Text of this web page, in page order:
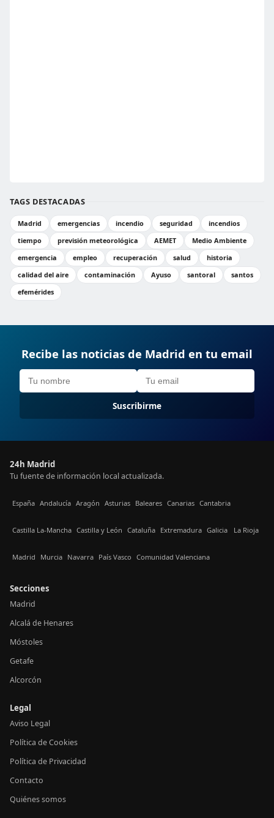
TAGS DESTACADAS
Madrid emergencias incendio seguridad
incendios
tiempo
previsión meteorológica AEMET
Medio Ambiente
emergencia
empleo recuperación salud
historia
calidad del aire
contaminación Ayuso santoral
santos
efemérides
Recibe las noticias de Madrid en tu email
Suscribirme
24h Madrid
Tu fuente de información local actualizada.
España Andalucía Aragón Asturias Baleares Canarias Cantabria
Castilla La-Mancha Castilla y León Cataluña Extremadura Galicia La Rioja
Madrid Murcia Navarra País Vasco Comunidad Valenciana
Secciones
Madrid
Alcalá de Henares
Móstoles
Getafe
Alcorcón
Legal
Aviso Legal
Política de Cookies
Política de Privacidad
Contacto
Quiénes somos